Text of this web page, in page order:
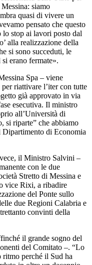
siamo
quasi di vivere un
pensato che questo
lo stop ai lavori posto dal
alla realizzazione della
si sono succeduti, le
erano fermate».
Spa – viene
riattivare l’iter con tutte
già approvato in via
esecutiva. Il ministro
all’Università di
si riparte” che abbiamo
di Economia
il Ministro Salvini –
con le due
Stretto di Messina e
vice Rixi, a ribadire
del Ponte sullo
due Regioni Calabria e
convinti della
il grande sogno del
del Comitato –. “Lo
perché il Sud ha